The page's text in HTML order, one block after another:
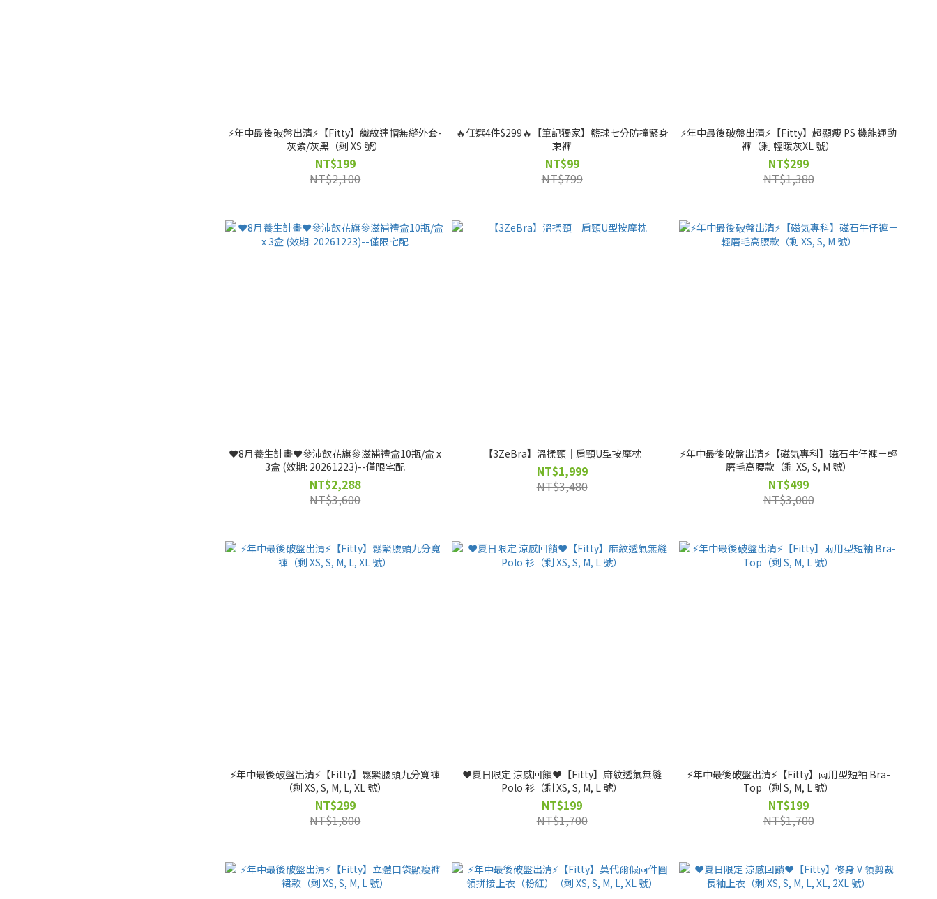
⚡️年中最後破盤出清⚡️【Fitty】織紋連帽無縫外套-
灰紫/灰黑（剩 XS 號）
NT$199
NT$2,100
🔥任選4件$299🔥【筆記獨家】籃球七分防撞緊身
束褲
NT$99
NT$799
⚡️年中最後破盤出清⚡️【Fitty】超顯瘦 PS 機能運動
褲（剩 輕暖灰XL 號）
NT$299
NT$1,380
❤️8月養生計畫❤️參沛飲花旗參滋補禮盒10瓶/盒 x
3盒 (效期: 20261223)--僅限宅配
NT$2,288
NT$3,600
【3ZeBra】溫揉頸｜肩頸U型按摩枕
NT$1,999
NT$3,480
⚡️年中最後破盤出清⚡️【磁気專科】磁石牛仔褲－輕
磨毛高腰款（剩 XS, S, M 號）
NT$499
NT$3,000
⚡️年中最後破盤出清⚡️【Fitty】鬆緊腰頭九分寬褲
（剩 XS, S, M, L, XL 號）
NT$299
NT$1,800
❤️夏日限定 涼感回饋❤️【Fitty】麻紋透氣無縫
Polo 衫（剩 XS, S, M, L 號）
NT$199
NT$1,700
⚡️年中最後破盤出清⚡️【Fitty】兩用型短袖 Bra-
Top（剩 S, M, L 號）
NT$199
NT$1,700